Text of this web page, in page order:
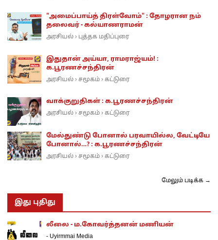
"அமைப்பாய்த் திரள்வோம்" : தோழரான நம்
தலைவர் - கல்யாணராமன்
அரசியல் › புத்தக மதிப்புரை
இதுதான் அய்யா, ராமராஜ்யம்! :
க.பூரணச்சந்திரன்
அரசியல் › சமூகம் › கட்டுரை
வாக்குறுதிகள் : க.பூரணச்சந்திரன்
அரசியல் › சமூகம் › கட்டுரை
மேல்துண்டு போனால் பரவாயில்ல, வேட்டியே
போனால்…? : க.பூரணச்சந்திரன்
அரசியல் › சமூகம் › கட்டுரை
மேலும் படிக்க →
இது புதிது
லீலை - ம.கோவர்த்தனன் மணியன்
- Uyirmmai Media